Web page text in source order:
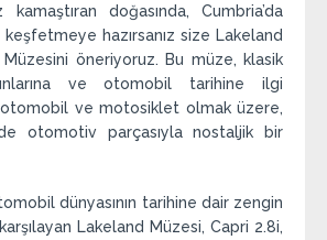
kamaştıran doğasında, Cumbria’da
keşfetmeye hazırsanız size Lakeland
öneriyoruz. Bu müze, klasik
ve otomobil tarihine ilgi
otomobil ve motosiklet olmak üzere,
otomotiv parçasıyla nostaljik bir
dünyasının tarihine dair zengin
Lakeland Müzesi, Capri 2.8i,